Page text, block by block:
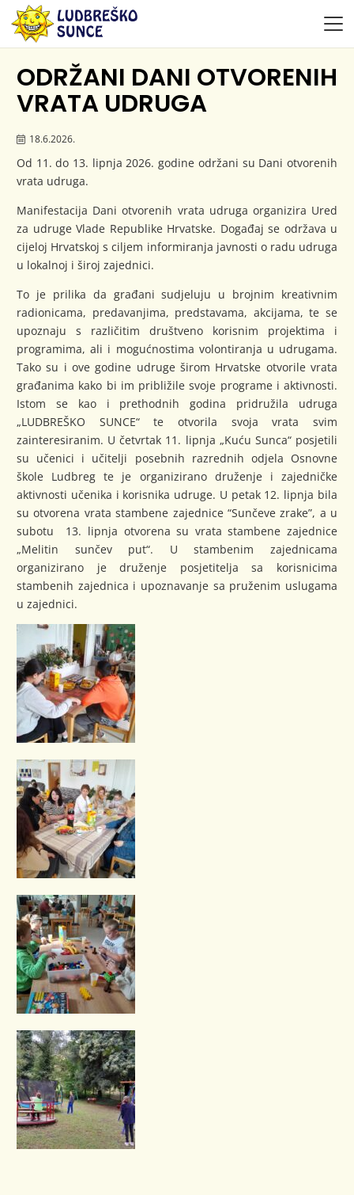
ODRŽANI DANI OTVORENIH
VRATA UDRUGA
18.6.2026.
Od 11. do 13. lipnja 2026. godine održani su Dani otvorenih
vrata udruga.
Manifestacija Dani otvorenih vrata udruga organizira Ured
za udruge Vlade Republike Hrvatske. Događaj se održava u
cijeloj Hrvatskoj s ciljem informiranja javnosti o radu udruga
u lokalnoj i široj zajednici.
To je prilika da građani sudjeluju u brojnim kreativnim
radionicama, predavanjima, predstavama, akcijama, te se
upoznaju s različitim društveno korisnim projektima i
programima, ali i mogućnostima volontiranja u udrugama.
Tako su i ove godine udruge širom Hrvatske otvorile vrata
građanima kako bi im približile svoje programe i aktivnosti.
Istom se kao i prethodnih godina pridružila udruga
„LUDBREŠKO SUNCE“ te otvorila svoja vrata svim
zainteresiranim. U četvrtak 11. lipnja „Kuću Sunca“ posjetili
su učenici i učitelji posebnih razrednih odjela Osnovne
škole Ludbreg te je organizirano druženje i zajedničke
aktivnosti učenika i korisnika udruge. U petak 12. lipnja bila
su otvorena vrata stambene zajednice “Sunčeve zrake”, a u
subotu 13. lipnja otvorena su vrata stambene zajednice
„Melitin sunčev put“. U stambenim zajednicama
organizirano je druženje posjetitelja sa korisnicima
stambenih zajednica i upoznavanje sa pruženim uslugama
u zajednici.